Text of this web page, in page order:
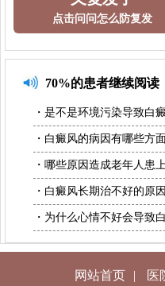
点击问问怎么防复发
70%的患者继续阅读
・是不是环境污染导致白
・白癜风的病因有哪些方面
・哪些原因造成老年人患
・白癜风长期治不好的原
・为什么心情不好会导致
网站首页 | 医